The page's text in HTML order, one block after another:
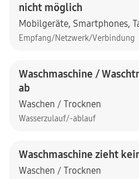
nicht möglich
Mobilgeräte, Smartphones,
Empfang/Netzwerk/Verbindung
Waschmaschine /
ab
Waschen / Trocknen
Wasserzulauf/-ablauf
Waschmaschine zieht
Waschen / Trocknen